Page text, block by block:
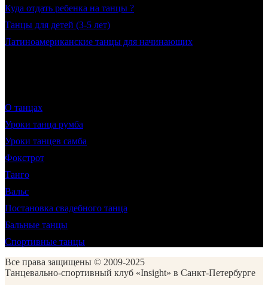
Куда отдать ребенка на танцы ?
Танцы для детей (3-5 лет)
Латиноамериканские танцы для начинающих
О танцах
Уроки танца румба
Уроки танцев самба
Фокстрот
Танго
Вальс
Постановка свадебного танца
Бальные танцы
Спортивные танцы
Все права защищены © 2009-2025
Танцевально-спортивный клуб «Insight» в Санкт-Петербурге